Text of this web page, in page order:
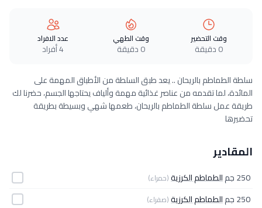
وقت التحضير
0 دقيقة
وقت الطهي
0 دقيقة
عدد الافراد
4 أفراد
سلطة الطماطم بالريحان .. يعد طبق السلطة من الأطباق المهمة على
المائدة، لما تقدمه من عناصر غذائية مهمة وألياف يحتاجها الجسم، حضرنا لك
طريقة عمل سلطة الطماطم بالريحان، طعمها شهي وبسيطة بطريقة
تحضيرها
المقادير
250 جم الطماطم الكرزية(حمراء)
250 جم الطماطم الكرزية(صفراء)